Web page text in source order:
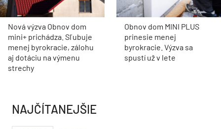
Nová výzva Obnov dom
mini+ prichádza. Sľubuje
menej byrokracie, zálohu
aj dotáciu na výmenu
strechy
Obnov dom MINI PLUS
prinesie menej
byrokracie. Výzva sa
spustí už v lete
NAJČÍTANEJŠIE